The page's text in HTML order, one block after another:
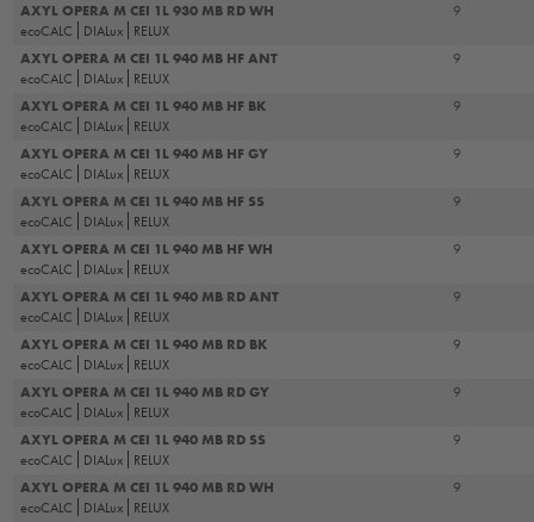
AXYL OPERA M CEI 1L 930 MB RD WH
ecoCALC
DIALux RELUX
9
AXYL OPERA M CEI 1L 940 MB HF ANT
ecoCALC
DIALux RELUX
9
AXYL OPERA M CEI 1L 940 MB HF BK
ecoCALC
DIALux RELUX
9
AXYL OPERA M CEI 1L 940 MB HF GY
ecoCALC
DIALux RELUX
9
AXYL OPERA M CEI 1L 940 MB HF SS
ecoCALC
DIALux RELUX
9
AXYL OPERA M CEI 1L 940 MB HF WH
ecoCALC
DIALux RELUX
9
AXYL OPERA M CEI 1L 940 MB RD ANT
ecoCALC
DIALux RELUX
9
AXYL OPERA M CEI 1L 940 MB RD BK
ecoCALC
DIALux RELUX
9
AXYL OPERA M CEI 1L 940 MB RD GY
ecoCALC
DIALux RELUX
9
AXYL OPERA M CEI 1L 940 MB RD SS
ecoCALC
DIALux RELUX
9
AXYL OPERA M CEI 1L 940 MB RD WH
ecoCALC
DIALux RELUX
9